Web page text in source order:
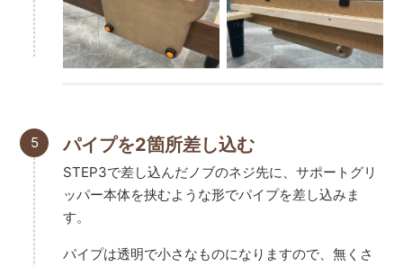
5 パイプを2箇所差し込む
STEP3で差し込んだノブのネジ先に、サポートグリ
ッパー本体を挟むような形でパイプを差し込みま
す。
パイプは透明で小さなものになりますので、無くさ